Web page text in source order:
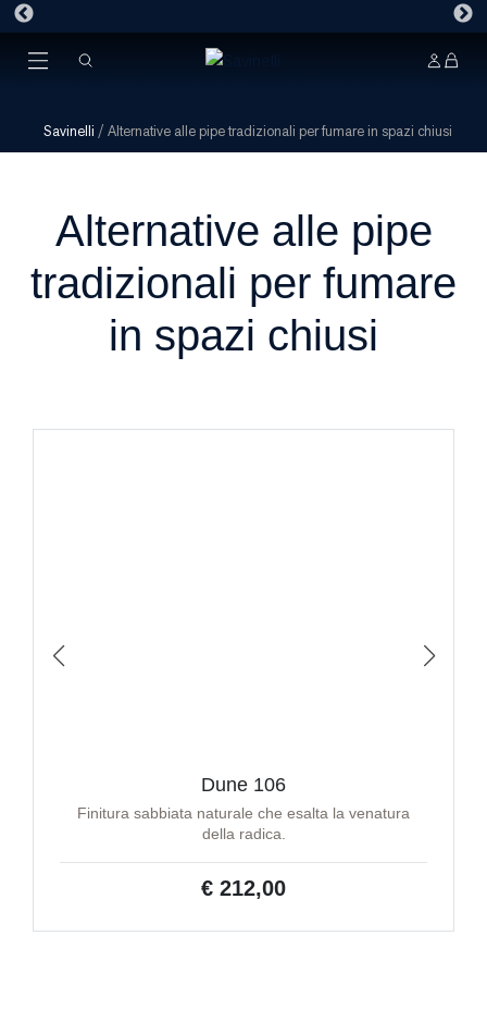
Savinelli / Alternative alle pipe tradizionali per fumare in spazi chiusi
Alternative alle pipe
tradizionali per fumare
in spazi chiusi
Dune 106
Finitura sabbiata naturale che esalta la venatura
della radica.
€ 212,00